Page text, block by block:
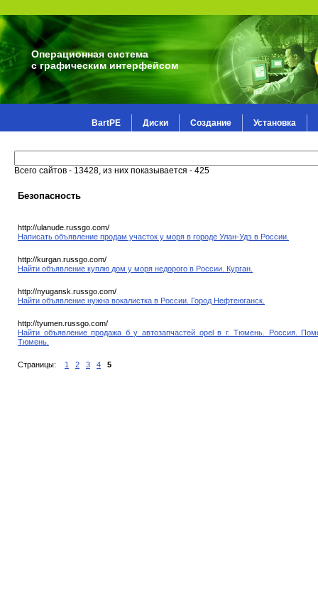
Операционная система
с графическим интерфейсом
BartPE Диски Создание Установка
Всего сайтов - 13428, из них показывается - 425
Безопасность
http://ulanude.russgo.com/
Написать объявление продам участок у моря в городе Улан-Удэ в России.
http://kurgan.russgo.com/
Найти объявление куплю дом у моря недорого в России. Курган.
http://nyugansk.russgo.com/
Найти объявление нужна вокалистка в России. Город Нефтеюганск.
http://tyumen.russgo.com/
Найти объявление продажа б у автозапчастей opel в г. Тюмень. Россия.
Тюмень.
Страницы: 1 2 3 4 5